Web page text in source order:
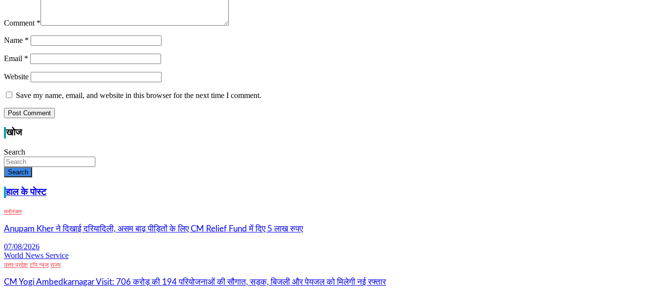
Comment *
Name *
Email *
Website
Save my name, email, and website in this browser for the next time I comment.
खोज
Search
Search
हाल के पोस्ट
मनोरंजन
Anupam Kher ने दिखाई दरियादिली, असम बाढ़ पीड़ितों के लिए CM Relief Fund में दिए 5 लाख रुपए
07/08/2026
World News Service
उत्तर प्रदेश टॉप न्यूज राज्य
CM Yogi Ambedkarnagar Visit: 706 करोड़ की 194 परियोजनाओं की सौगात, सड़क, बिजली और पेयजल को मिलेगी नई रफ्तार